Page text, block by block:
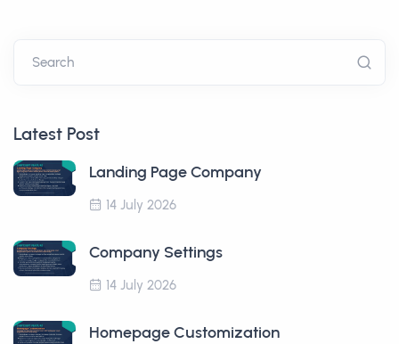
Search
Latest Post
Landing Page Company
14 July 2026
Company Settings
14 July 2026
Homepage Customization